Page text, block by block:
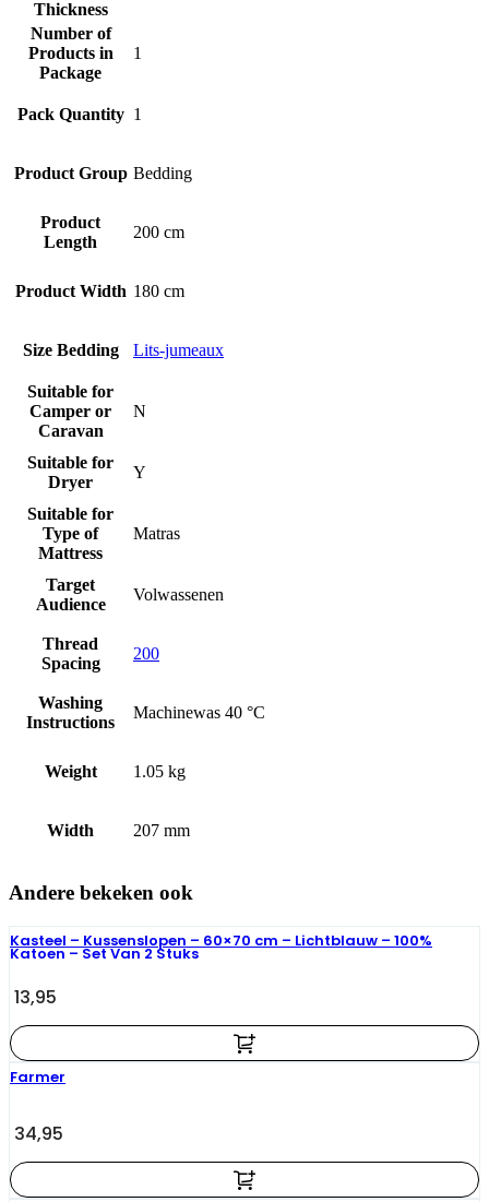
Thickness
Number of
Products in
Package
1
Pack Quantity 1
Product Group Bedding
Product
Length
200 cm
Product Width 180 cm
Size Bedding Lits-jumeaux
Suitable for
Camper or
Caravan
N
Suitable for
Dryer
Y
Suitable for
Type of
Mattress
Matras
Target
Audience
Volwassenen
Thread
Spacing
200
Washing
Instructions
Machinewas 40 °C
Weight 1.05 kg
Width 207 mm
Andere bekeken ook
Kasteel – Kussenslopen – 60×70 cm – Lichtblauw – 100%
Katoen – Set Van 2 Stuks
13,95
Farmer
34,95